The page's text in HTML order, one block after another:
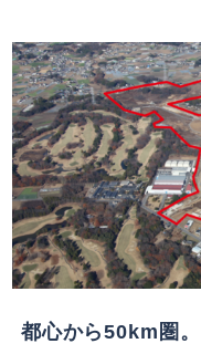
都心から50km圏